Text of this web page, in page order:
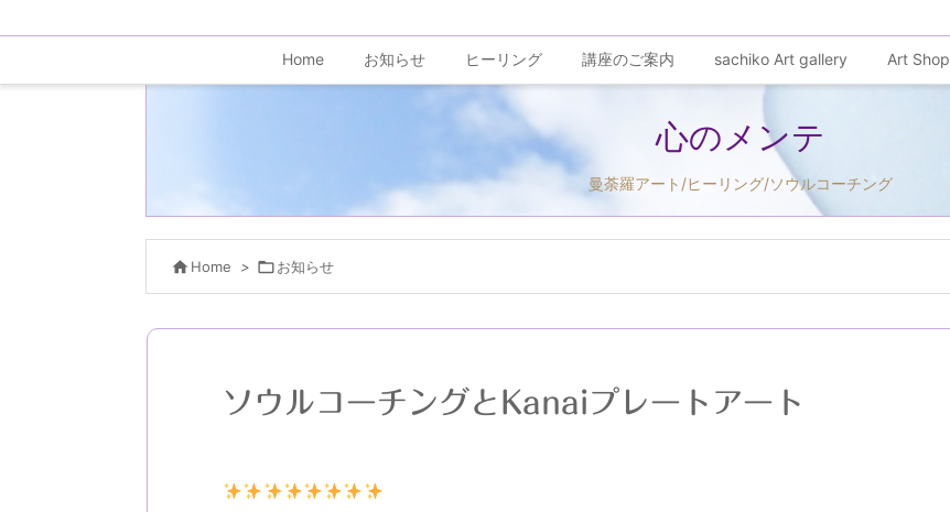
Home お知らせ ヒーリング 講座のご案内 sachiko Art gallery Art Shop
心のメンテ
曼荼羅アート/ヒーリング/ソウルコーチング
 Home > お知らせ
ソウルコーチングとKanaiプレートアート